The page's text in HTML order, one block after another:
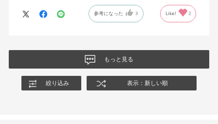
今回どうしても欲しい色の組み合わせがあったので固定肘の物を
購入しましたが、欲を言えば稼働肘バージョンもバイカラーなど
参考になった 3 Like! 2
もっと見る
絞り込み 表示：新しい順